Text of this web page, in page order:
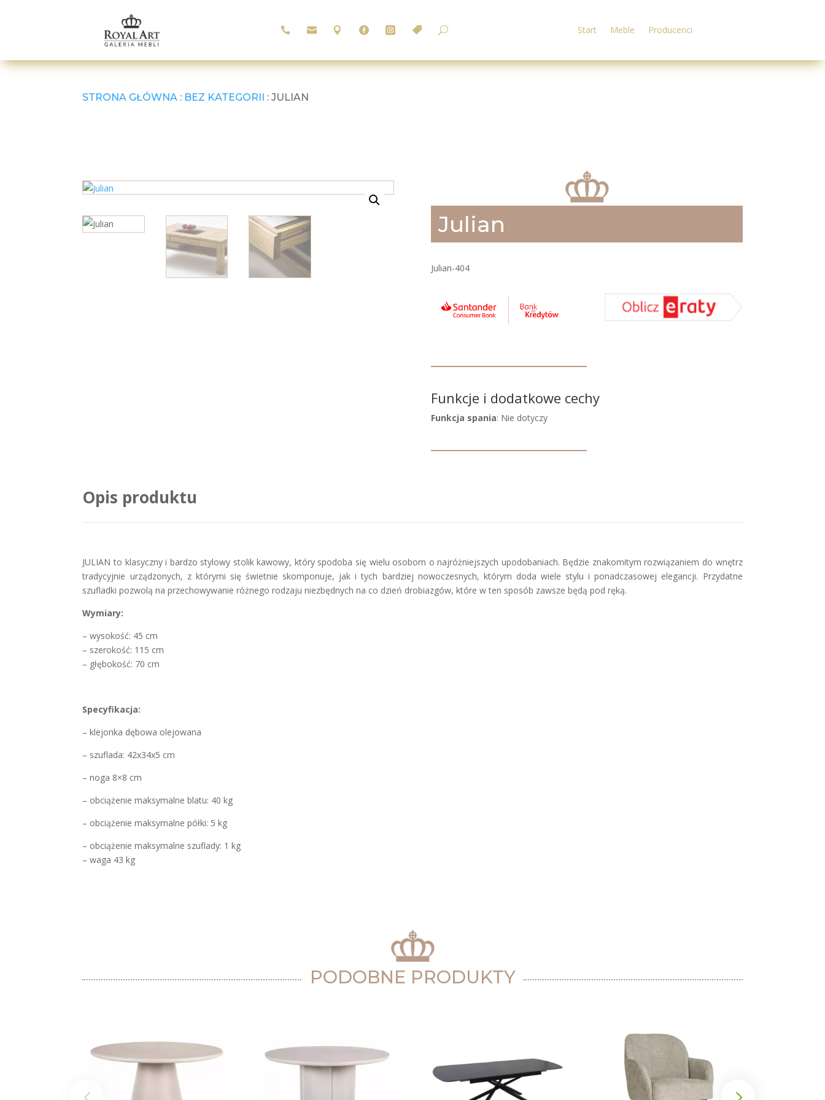
      U Start Meble Producenci
STRONA GŁÓWNA : BEZ KATEGORII : JULIAN
Julian
Julian-404
Funkcje i dodatkowe cechy
Funkcja spania: Nie dotyczy
Opis produktu
JULIAN to klasyczny i bardzo stylowy stolik kawowy, który spodoba się wielu osobom o najróżniejszych upodobaniach. Będzie znakomitym rozwiązaniem do wnętrz
tradycyjnie urządzonych, z którymi się świetnie skomponuje, jak i tych bardziej nowoczesnych, którym doda wiele stylu i ponadczasowej elegancji. Przydatne
szufladki pozwolą na przechowywanie różnego rodzaju niezbędnych na co dzień drobiazgów, które w ten sposób zawsze będą pod ręką.
Wymiary:
– wysokość: 45 cm
– szerokość: 115 cm
– głębokość: 70 cm
Specyfikacja:
– klejonka dębowa olejowana
– szuflada: 42x34x5 cm
– noga 8×8 cm
– obciążenie maksymalne blatu: 40 kg
– obciążenie maksymalne półki: 5 kg
– obciążenie maksymalne szuflady: 1 kg
– waga 43 kg
PODOBNE PRODUKTY